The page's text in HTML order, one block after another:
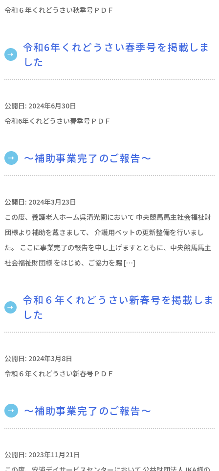
令和６年くれどうさい秋季号ＰＤＦ
令和6年くれどうさい春季号を掲載しま
した
公開日: 2024年6月30日
令和6年くれどうさい春季号ＰＤＦ
～補助事業完了のご報告～
公開日: 2024年3月23日
この度、養護老人ホーム呉清光園において 中央競馬馬主社会福祉財
団様より補助を戴きまして、 介護用ベットの更新整備を行いまし
た。 ここに事業完了の報告を申し上げますとともに、中央競馬馬主
社会福祉財団様 をはじめ、ご協力を賜 […]
令和６年くれどうさい新春号を掲載しま
した
公開日: 2024年3月8日
令和６年くれどうさい新春号ＰＤＦ
～補助事業完了のご報告～
公開日: 2023年11月21日